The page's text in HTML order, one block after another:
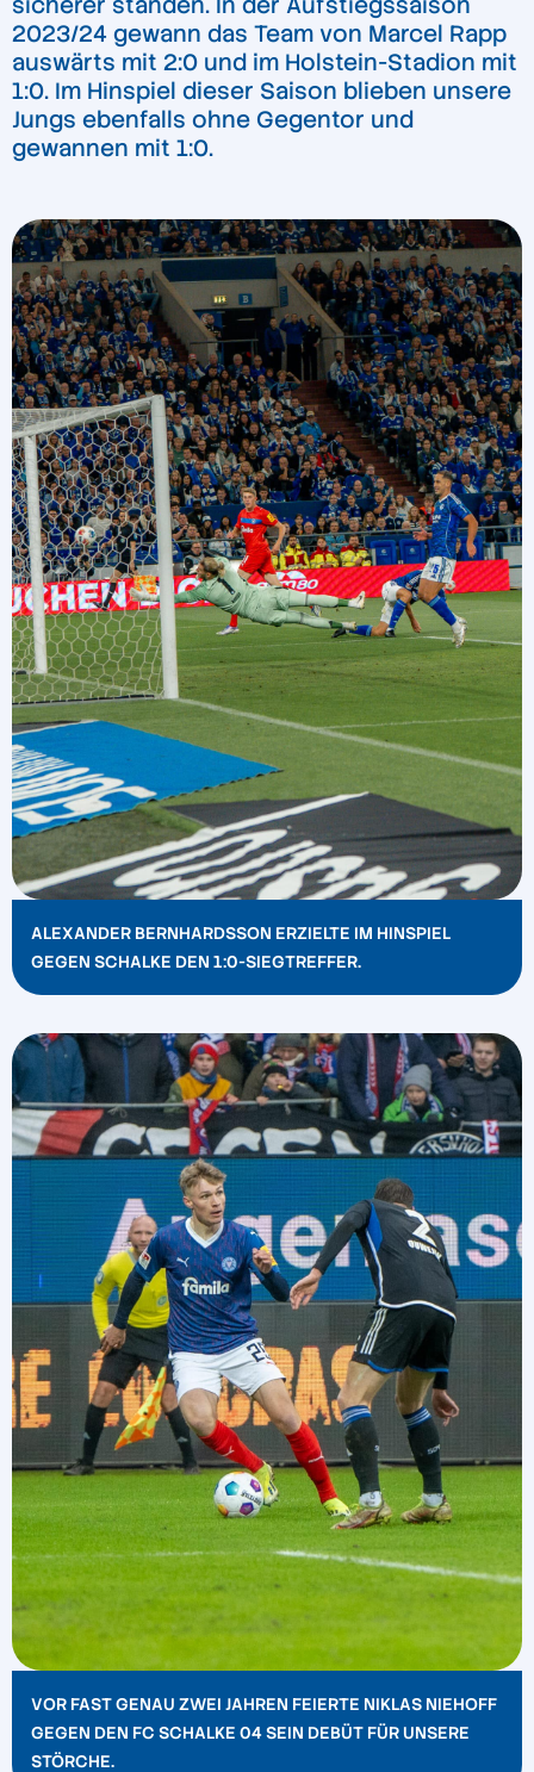
2023/24 gewann das Team von Marcel Rapp
auswärts mit 2:0 und im Holstein-Stadion mit
1:0. Im Hinspiel dieser Saison blieben unsere
Jungs ebenfalls ohne Gegentor und
gewannen mit 1:0.
ALEXANDER BERNHARDSSON ERZIELTE IM HINSPIEL
GEGEN SCHALKE DEN 1:0-SIEGTREFFER.
VOR FAST GENAU ZWEI JAHREN FEIERTE NIKLAS NIEHOFF
GEGEN DEN FC SCHALKE 04 SEIN DEBÜT FÜR UNSERE
STÖRCHE.